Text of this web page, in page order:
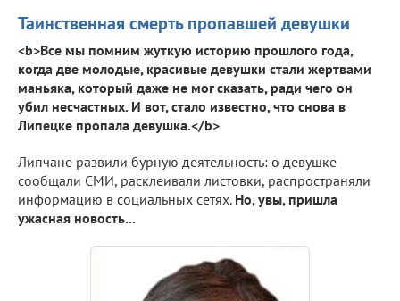
Таинственная смерть пропавшей девушки
<b>Все мы помним жуткую историю прошлого года,
когда две молодые, красивые девушки стали жертвами
маньяка, который даже не мог сказать, ради чего он
убил несчастных. И вот, стало известно, что снова в
Липецке пропала девушка.</b>
Липчане развили бурную деятельность: о девушке
сообщали СМИ, расклеивали листовки, распространяли
информацию в социальных сетях. Но, увы, пришла
ужасная новость...